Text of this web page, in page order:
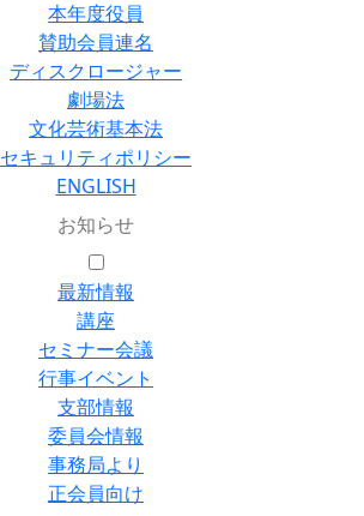
本年度役員
賛助会員連名
ディスクロージャー
劇場法
文化芸術基本法
セキュリティポリシー
ENGLISH
お知らせ
最新情報
講座
セミナー会議
行事イベント
支部情報
委員会情報
事務局より
正会員向け